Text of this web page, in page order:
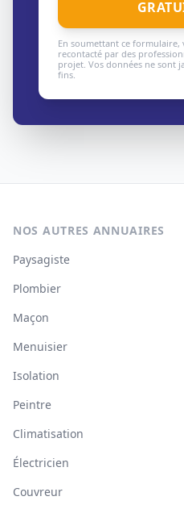
En soumettant ce formulaire,
recontacté par des
projet. Vos données ne sont
fins.
NOS AUTRES ANNUAIRES
Paysagiste
Plombier
Maçon
Menuisier
Isolation
Peintre
Climatisation
Électricien
Couvreur